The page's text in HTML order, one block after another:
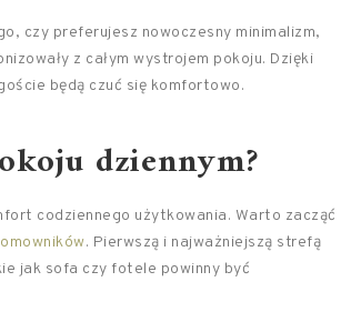
czy preferujesz nowoczesny minimalizm,
z całym wystrojem pokoju. Dzięki
będą czuć się komfortowo.
dziennym?
codziennego użytkowania. Warto zacząć
. Pierwszą i najważniejszą strefą
jak sofa czy fotele powinny być